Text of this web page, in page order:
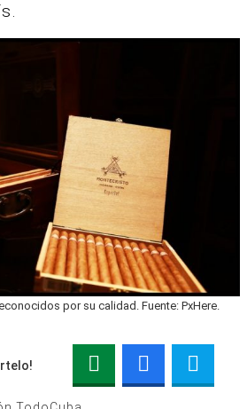
por su calidad. Fuente: PxHere.